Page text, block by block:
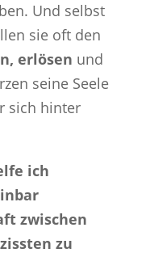
Und selbst
sie oft den
erlösen und
seine Seele
sich hinter
ich
zwischen
zu